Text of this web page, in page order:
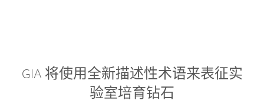
GIA 将使用全新描述性术语来表征实
验室培育钻石